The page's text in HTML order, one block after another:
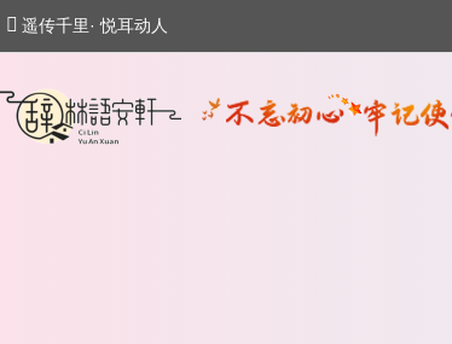
遥传千里· 悦耳动人